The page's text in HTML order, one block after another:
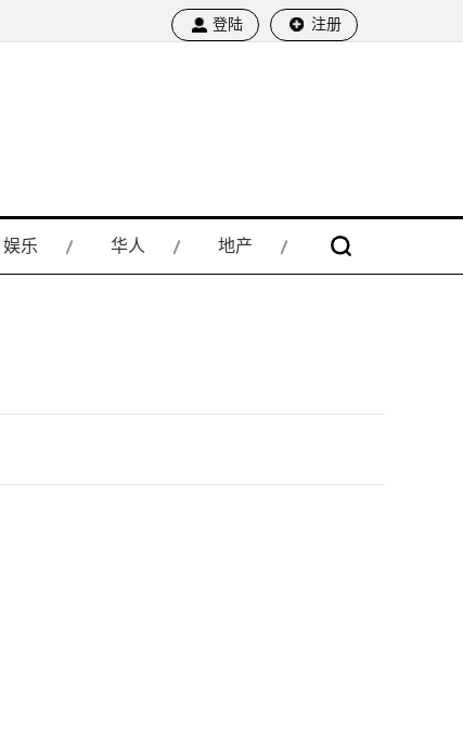
登陆 注册
娱乐 华人 地产